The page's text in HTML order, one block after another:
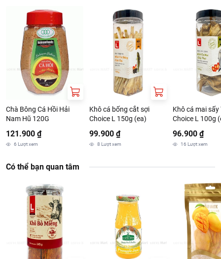
Chà Bông Cá Hồi Hải
Nam Hũ 120G
121.900 ₫
6 Lượt xem
Khô cá bống cắt sợi
Choice L 150g (ea)
99.900 ₫
8 Lượt xem
Khô cá mai sấy
Choice L 100g
96.900 ₫
16 Lượt xem
Có thể bạn quan tâm